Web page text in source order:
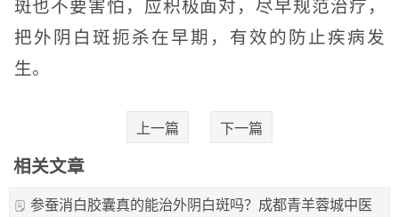
斑也不要害怕，应积极面对，尽早规范治疗，
把外阴白斑扼杀在早期，有效的防止疾病发
生。
上一篇 下一篇
相关文章
参蚕消白胶囊真的能治外阴白斑吗？成都青羊蓉城中医